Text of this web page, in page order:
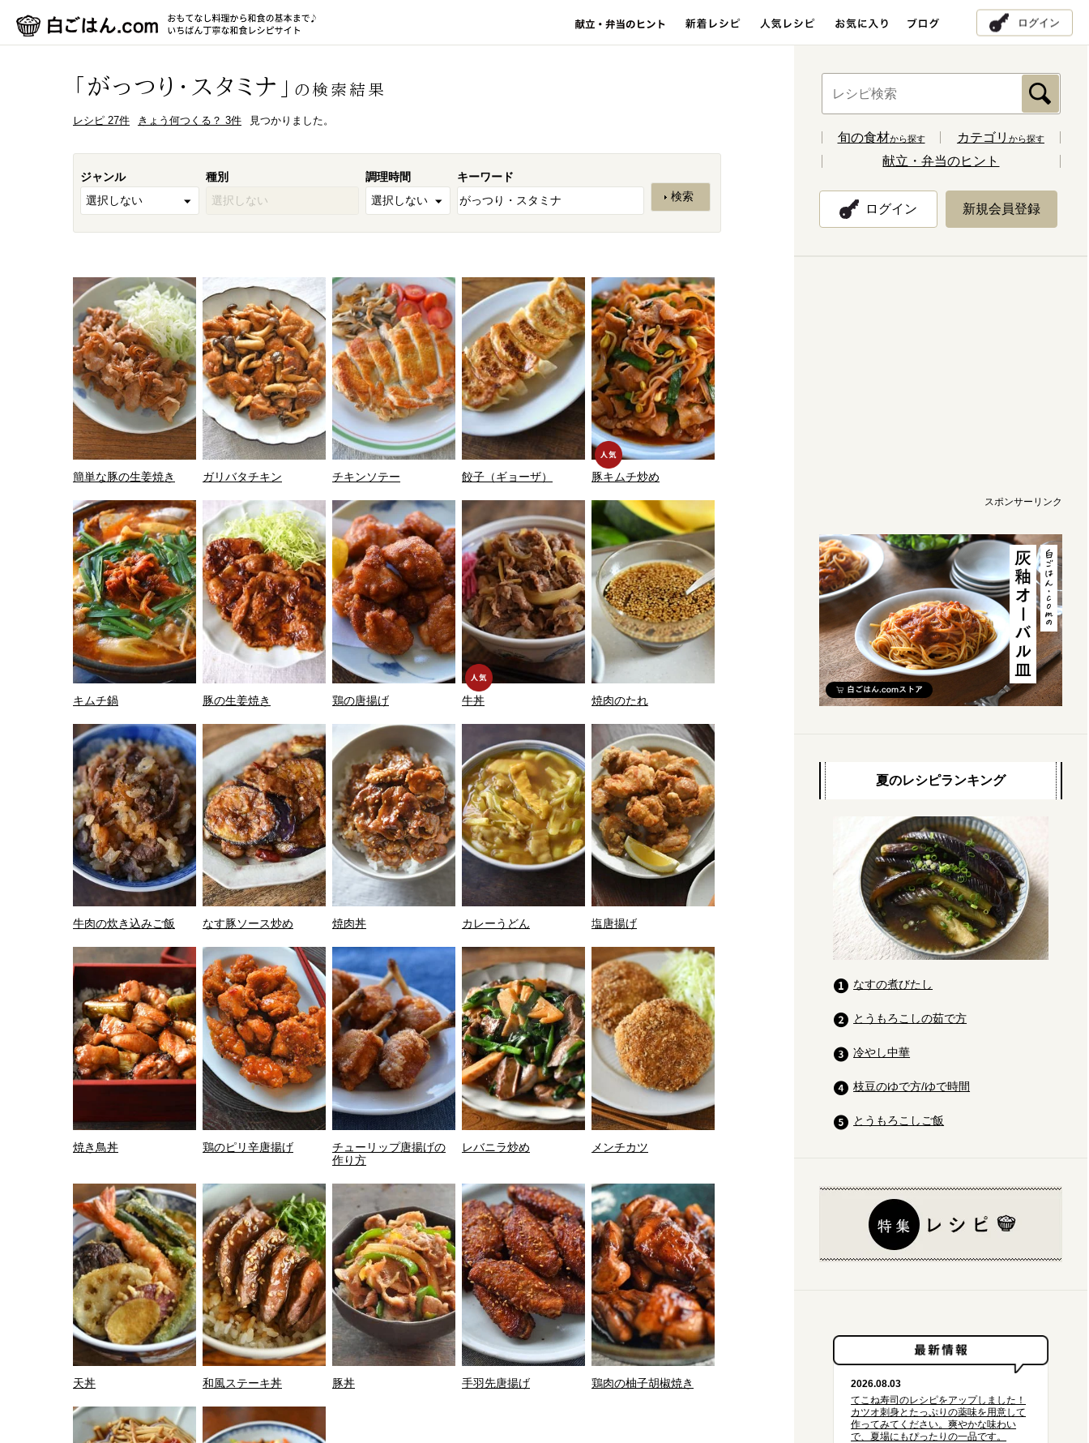
ログイン
「がっつり・スタミナ」 の検索結果
レシピ 27件 きょう何つくる？ 3件 見つかりました。
ジャンル 種別 調理時間 キーワード
簡単な豚の生姜焼き ガリバタチキン チキンソテー 餃子（ギョーザ） 豚キムチ炒め
キムチ鍋 豚の生姜焼き 鶏の唐揚げ 牛丼 焼肉のたれ
牛肉の炊き込みご飯 なす豚ソース炒め 焼肉丼 カレーうどん 塩唐揚げ
焼き鳥丼 鶏のピリ辛唐揚げ
チューリップ唐揚げの
作り方
レバニラ炒め メンチカツ
天丼 和風ステーキ丼 豚丼 手羽先唐揚げ 鶏肉の柚子胡椒焼き
旬の食材から探す カテゴリ から探す
献立・弁当のヒント
ログイン 新規会員登録
スポンサーリンク
夏のレシピランキング
なすの煮びたし
とうもろこしの茹で方
冷やし中華
枝豆のゆで方/ゆで時間
とうもろこしご飯
2026.08.03
てこね寿司のレシピをアップしました！
カツオ刺身とたっぷりの薬味を用意して
作ってみてください。爽やかな味わい
で、夏場にもぴったりの一品です。